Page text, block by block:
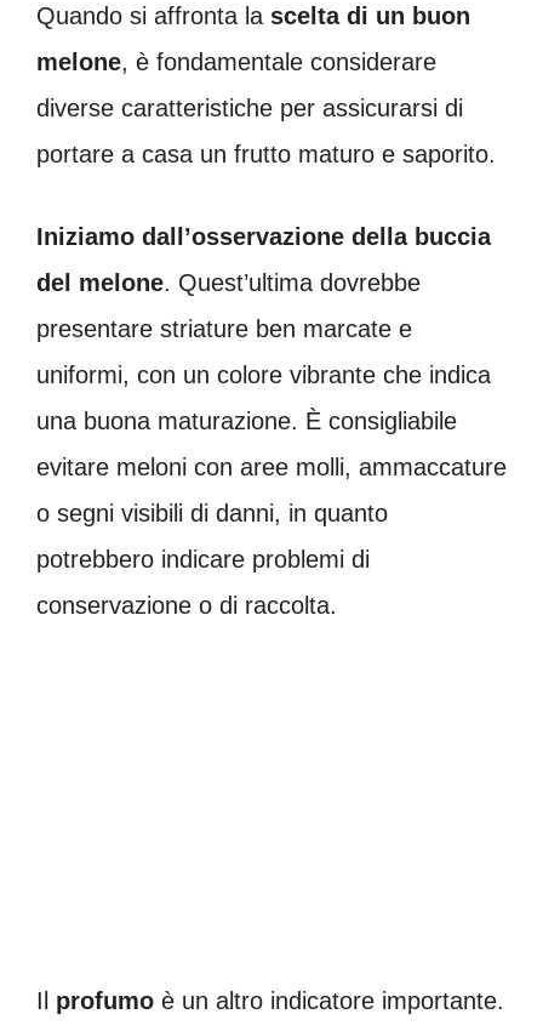
Quando si affronta la scelta di un buon
melone, è fondamentale considerare
diverse caratteristiche per assicurarsi di
portare a casa un frutto maturo e saporito.
Iniziamo dall’osservazione della buccia
del melone. Quest’ultima dovrebbe
presentare striature ben marcate e
uniformi, con un colore vibrante che indica
una buona maturazione. È consigliabile
evitare meloni con aree molli, ammaccature
o segni visibili di danni, in quanto
potrebbero indicare problemi di
conservazione o di raccolta.
Il profumo è un altro indicatore importante.